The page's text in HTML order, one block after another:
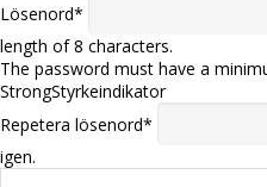
Lösenord*
length of 8 characters.
The password must have a
StrongStyrkeindikator
Repetera lösenord*
igen.